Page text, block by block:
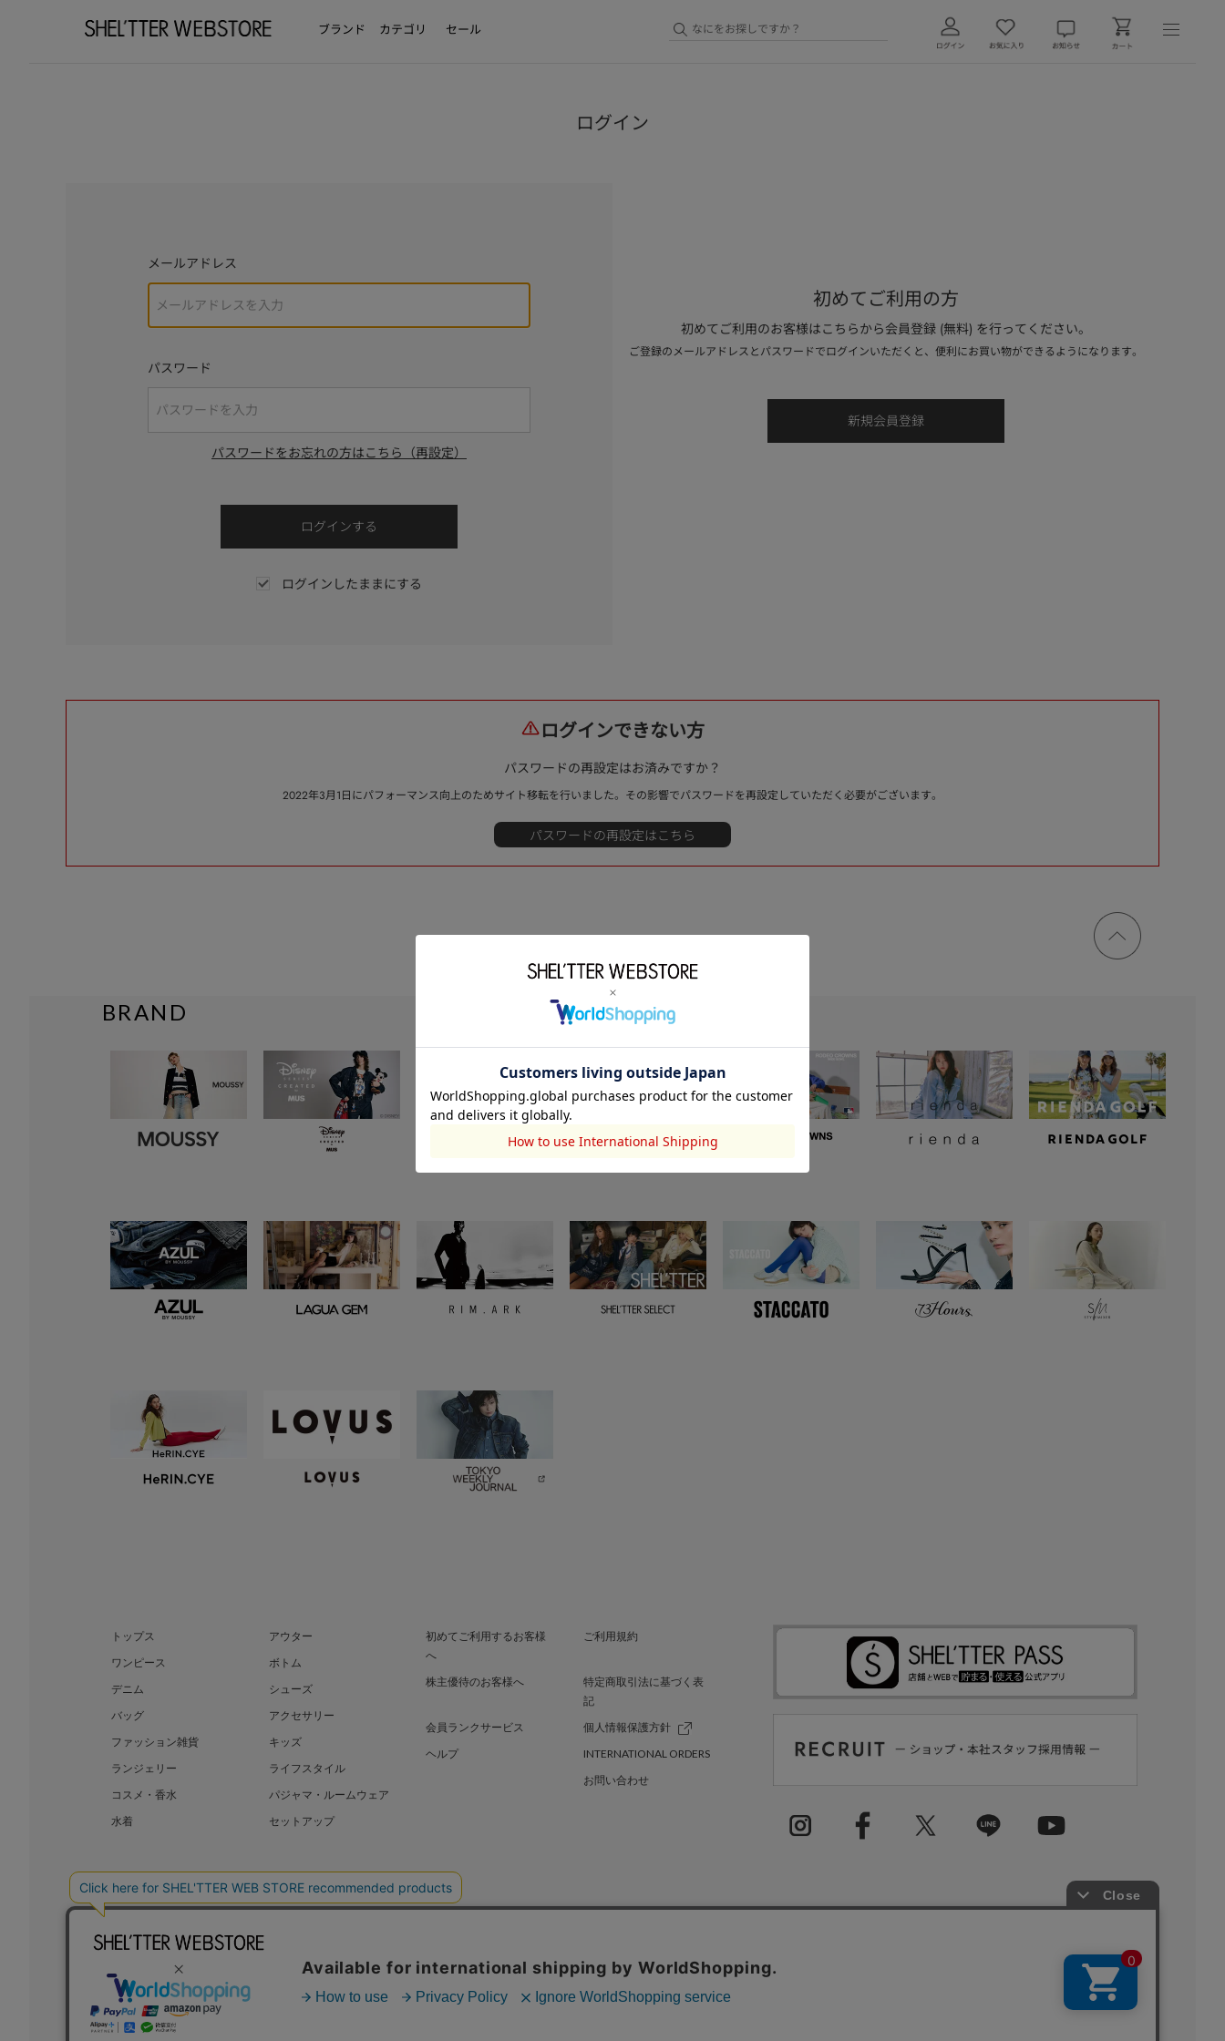
ブランド カテゴリ セール
ログイン
メールアドレス
パスワード
パスワードをお忘れの方はこちら（再設定）
ログインしたままにする
初めてご利用の方
初めてご利用のお客様はこちらから会員登録 (無料) を行ってください。
ご登録のメールアドレスとパスワードでログインいただくと、便利にお買い物ができるようになります。
ログインできない方
パスワードの再設定はお済みですか？
2022年3月1日にパフォーマンス向上のためサイト移転を行いました。その影響でパスワードを再設定していただく必要がございます。
ページ
トップ
BRAND
トップス
アウター
ワンピース
ボトム
デニム
シューズ
バッグ
アクセサリー
ファッション雑貨
キッズ
ランジェリー
ライフスタイル
コスメ・香水
パジャマ・ルームウェア
水着
セットアップ
初めてご利用するお客様
へ
ご利用規約
株主優待のお客様へ
特定商取引法に基づく表
記
会員ランクサービス
個人情報保護方針
ヘルプ
INTERNATIONAL ORDERS
お問い合わせ
BAROQUE JAPAN LIMITED SHEL’TTER GREEN 採用情報
COPYRIGHT © BAROQUE JAPAN LIMITED ALL RIGHTS RESERVED.